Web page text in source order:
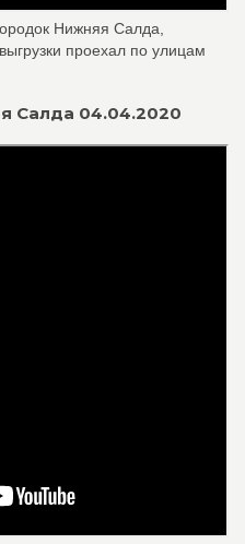
Нижняя Салда,
проехал по улицам
Салда 04.04.2020